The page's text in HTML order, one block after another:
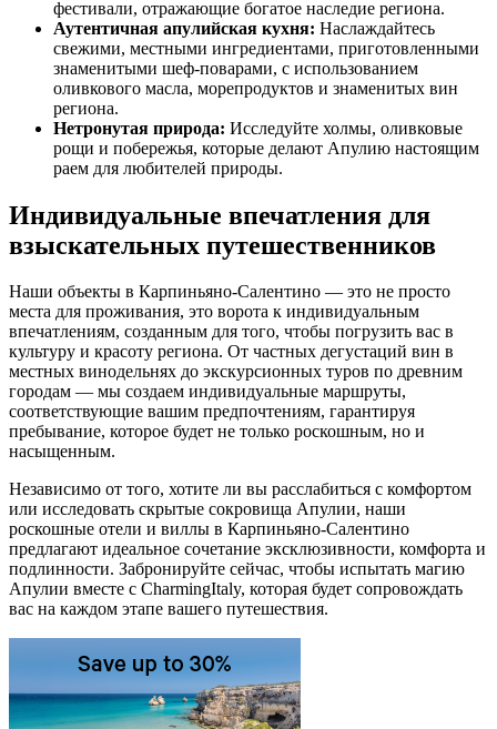
фестивали, отражающие богатое наследие региона.
Аутентичная апулийская кухня: Наслаждайтесь
свежими, местными ингредиентами, приготовленными
знаменитыми шеф-поварами, с использованием
оливкового масла, морепродуктов и знаменитых вин
региона.
Нетронутая природа: Исследуйте холмы, оливковые
рощи и побережья, которые делают Апулию настоящим
раем для любителей природы.
Индивидуальные впечатления для
взыскательных путешественников
Наши объекты в Карпиньяно-Салентино — это не просто
места для проживания, это ворота к индивидуальным
впечатлениям, созданным для того, чтобы погрузить вас в
культуру и красоту региона. От частных дегустаций вин в
местных винодельнях до экскурсионных туров по древним
городам — мы создаем индивидуальные маршруты,
соответствующие вашим предпочтениям, гарантируя
пребывание, которое будет не только роскошным, но и
насыщенным.
Независимо от того, хотите ли вы расслабиться с комфортом
или исследовать скрытые сокровища Апулии, наши
роскошные отели и виллы в Карпиньяно-Салентино
предлагают идеальное сочетание эксклюзивности, комфорта и
подлинности. Забронируйте сейчас, чтобы испытать магию
Апулии вместе с CharmingItaly, которая будет сопровождать
вас на каждом этапе вашего путешествия.